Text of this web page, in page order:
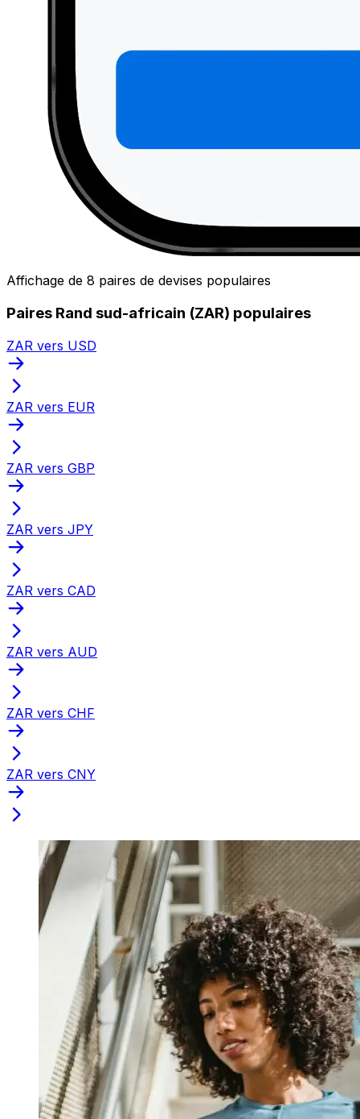
Affichage de 8 paires de devises populaires
Paires Rand sud-africain (ZAR) populaires
ZAR vers USD
ZAR vers EUR
ZAR vers GBP
ZAR vers JPY
ZAR vers CAD
ZAR vers AUD
ZAR vers CHF
ZAR vers CNY